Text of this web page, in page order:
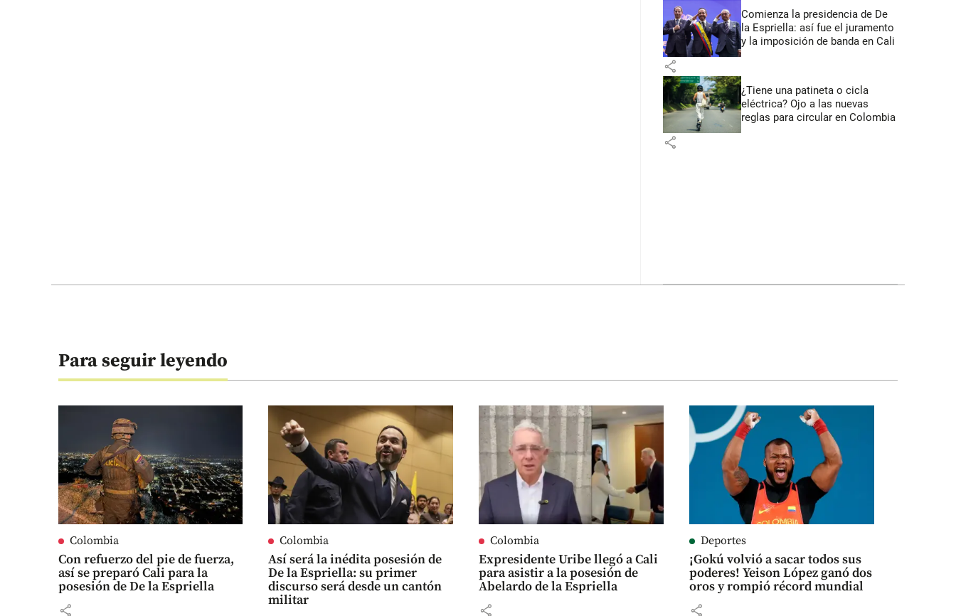
Comienza la presidencia de De
la Espriella: así fue el juramento
y la imposición de banda en Cali
share
¿Tiene una patineta o cicla
eléctrica? Ojo a las nuevas
reglas para circular en Colombia
share
Para seguir leyendo
Colombia
Con refuerzo del pie de fuerza,
así se preparó Cali para la
posesión de De la Espriella
share
Colombia
Así será la inédita posesión de
De la Espriella: su primer
discurso será desde un cantón
militar
Colombia
Expresidente Uribe llegó a Cali
para asistir a la posesión de
Abelardo de la Espriella
share
Deportes
¡Gokú volvió a sacar todos sus
poderes! Yeison López ganó dos
oros y rompió récord mundial
share